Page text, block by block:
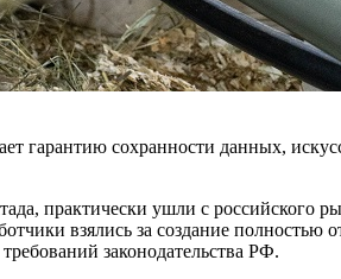
гарантию сохранности данных,
практически ушли с российского
взялись за создание полностью
законодательства РФ.